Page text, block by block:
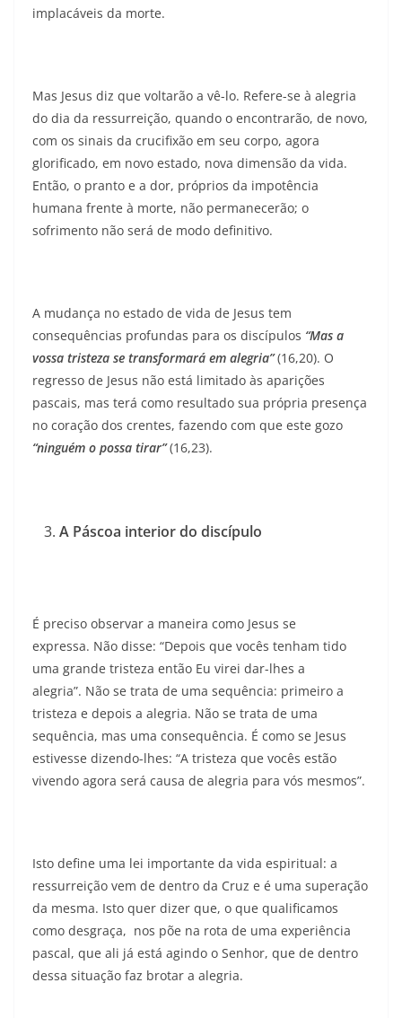
implacáveis da morte.
Mas Jesus diz que voltarão a vê-lo. Refere-se à alegria
do dia da ressurreição, quando o encontrarão, de novo,
com os sinais da crucifixão em seu corpo, agora
glorificado, em novo estado, nova dimensão da vida.
Então, o pranto e a dor, próprios da impotência
humana frente à morte, não permanecerão; o
sofrimento não será de modo definitivo.
A mudança no estado de vida de Jesus tem
consequências profundas para os discípulos “Mas a
vossa tristeza se transformará em alegria”(16,20). O
regresso de Jesus não está limitado às aparições
pascais, mas terá como resultado sua própria presença
no coração dos crentes, fazendo com que este gozo
“ninguém o possa tirar”(16,23).
A Páscoa interior do discípulo
É preciso observar a maneira como Jesus se
expressa. Não disse: “Depois que vocês tenham tido
uma grande tristeza então Eu virei dar-lhes a
alegria”. Não se trata de uma sequência: primeiro a
tristeza e depois a alegria. Não se trata de uma
sequência, mas uma consequência. É como se Jesus
estivesse dizendo-lhes: “A tristeza que vocês estão
vivendo agora será causa de alegria para vós mesmos”.
Isto define uma lei importante da vida espiritual: a
ressurreição vem de dentro da Cruz e é uma superação
da mesma. Isto quer dizer que, o que qualificamos
como desgraça, nos põe na rota de uma experiência
pascal, que ali já está agindo o Senhor, que de dentro
dessa situação faz brotar a alegria.